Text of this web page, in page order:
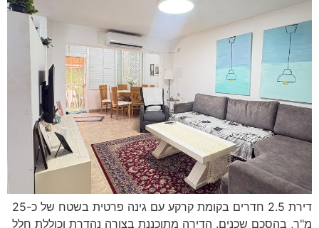
דירת 2.5 חדרים בקומת קרקע עם גינה פרטית בשטח של כ-25
מ"ר, בהסכם שכנים. הדירה מתוכננת בצורה נהדרת וכוללת חלל